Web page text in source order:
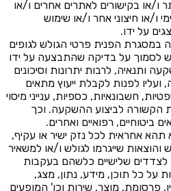
ו/או בקישורים לאתרים אחרים ו/או
ו/או חיצוני אחר ו/או שימוש
על ידו.
הפנית פרטי הגולש לגופים
לסמוך על בדיקה שהתבצעה על ידו
ותנאיה, לרבות יתרונות וסיכונים
לפנות לקבלת ייעוץ מתאים
חשבונאיות, כספיות, ענייני מיסוי
הקשורה לביצוע ההשקעה. וכך
ביטוחיים, רפואיים ואחרים.
אחראית לכל נזק ישיר או עקיף,
שייגרמו לגולש ו/או למשאיר
לצדדים שלישיים כלשהם בעקבות
על כל תוכן, מידע, נתון, מצג,
פרסומת, מוצר, שירות וכו' המופעים